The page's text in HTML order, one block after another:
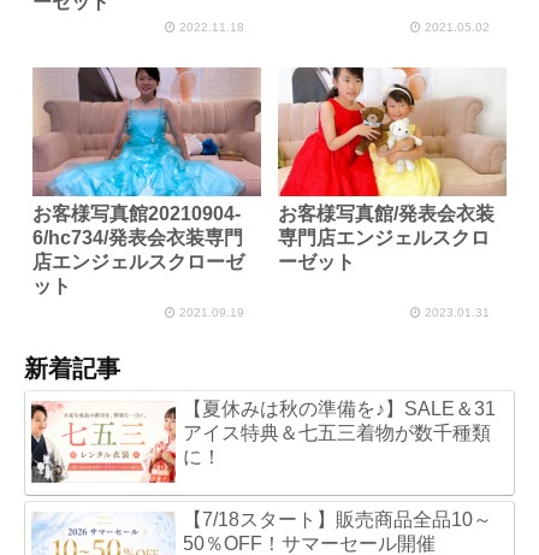
2022.11.18 2021.05.02
お客様写真館20210904-
6/hc734/発表会衣装専門
店エンジェルスクローゼ
ット
2021.09.19
お客様写真館/発表会衣装
専門店エンジェルスクロ
ーゼット
2023.01.31
新着記事
【夏休みは秋の準備を♪】SALE＆31
アイス特典＆七五三着物が数千種類
に！
【7/18スタート】販売商品全品10～
50％OFF！サマーセール開催